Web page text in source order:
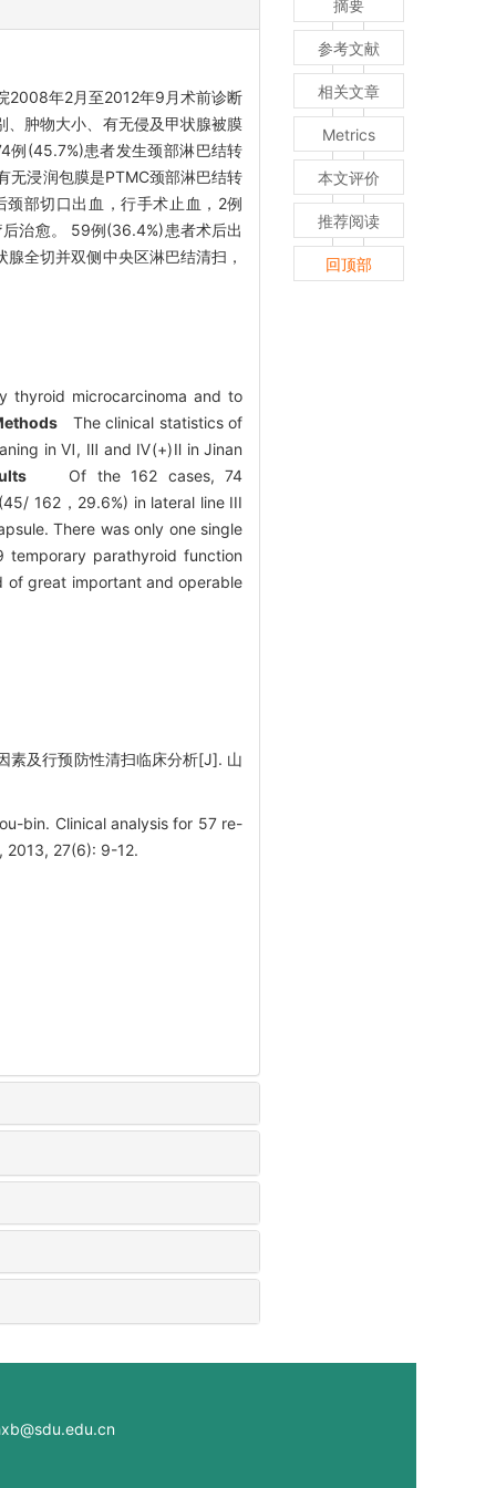
2008年2月至2012年9月术前诊断
肿物大小、有无侵及甲状腺被膜
(45.7%)患者发生颈部淋巴结转
无浸润包膜是PTMC颈部淋巴结转
部切口出血，行手术止血，2例
治愈。 59例(36.4%)患者术后出
全切并双侧中央区淋巴结清扫，
microcarcinoma and to
The clinical statistics of
in Ⅵ, Ⅲ and Ⅳ(+)Ⅱ in Jinan
Of the 162 cases, 74
162，29.6%) in lateral line III
There was only one single
temporary parathyroid function
great important and operable
素及行预防性清扫临床分析[J]. 山
bin. Clinical analysis for 57 re-
2013, 27(6): 9-12.
摘要
参考文献
相关文章
Metrics
本文评价
推荐阅读
回顶部